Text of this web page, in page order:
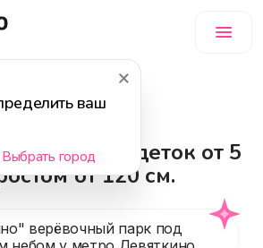
ваш
Выбрать город
верёвочный парк под
18+
- для деток от 5
от 120 см.